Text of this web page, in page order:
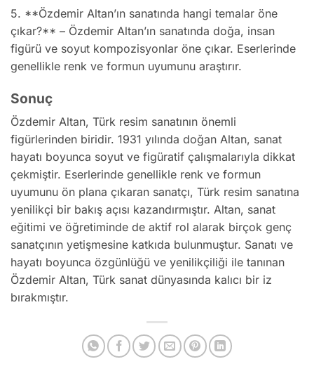
5. **Özdemir Altan’ın sanatında hangi temalar öne
çıkar?** – Özdemir Altan’ın sanatında doğa, insan
figürü ve soyut kompozisyonlar öne çıkar. Eserlerinde
genellikle renk ve formun uyumunu araştırır.
Sonuç
Özdemir Altan, Türk resim sanatının önemli
figürlerinden biridir. 1931 yılında doğan Altan, sanat
hayatı boyunca soyut ve figüratif çalışmalarıyla dikkat
çekmiştir. Eserlerinde genellikle renk ve formun
uyumunu ön plana çıkaran sanatçı, Türk resim sanatına
yenilikçi bir bakış açısı kazandırmıştır. Altan, sanat
eğitimi ve öğretiminde de aktif rol alarak birçok genç
sanatçının yetişmesine katkıda bulunmuştur. Sanatı ve
hayatı boyunca özgünlüğü ve yenilikçiliği ile tanınan
Özdemir Altan, Türk sanat dünyasında kalıcı bir iz
bırakmıştır.